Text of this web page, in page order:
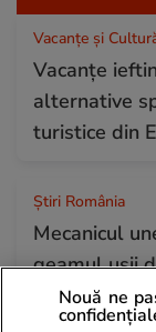
Vacanțe și
Vacanțe
alternative
turistice din
Știri România
Mecanicul
geamul ușii
uitat cheia
Nouă ne